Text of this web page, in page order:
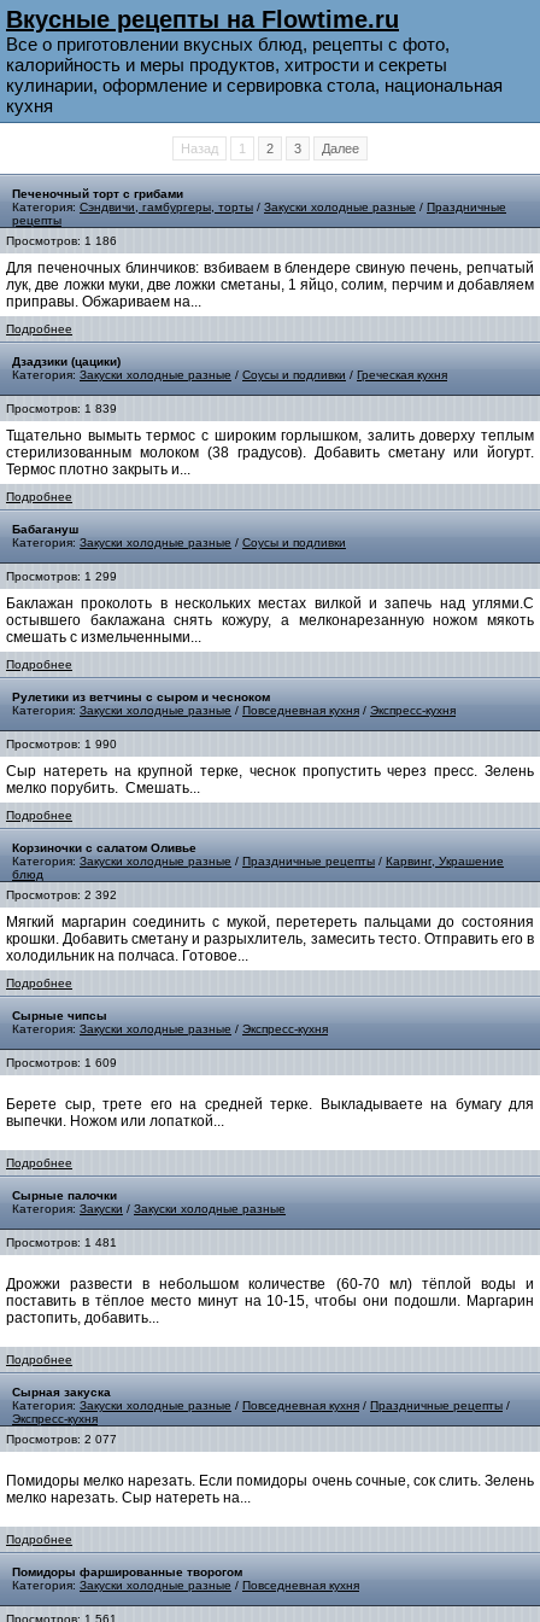
Вкусные рецепты на Flowtime.ru
Все о приготовлении вкусных блюд, рецепты с фото,
калорийность и меры продуктов, хитрости и секреты
кулинарии, оформление и сервировка стола, национальная
кухня
Назад 1 2 3 Далее
Печеночный торт с грибами
Категория: Сэндвичи, гамбургеры, торты / Закуски холодные разные / Праздничные
рецепты
Просмотров: 1 186
Для печеночных блинчиков: взбиваем в блендере свиную печень, репчатый
лук, две ложки муки, две ложки сметаны, 1 яйцо, солим, перчим и добавляем
приправы. Обжариваем на...
Подробнее
Дзадзики (цацики)
Категория: Закуски холодные разные / Соусы и подливки / Греческая кухня
Просмотров: 1 839
Тщательно вымыть термос с широким горлышком, залить доверху теплым
стерилизованным молоком (38 градусов). Добавить сметану или йогурт.
Термос плотно закрыть и...
Подробнее
Бабагануш
Категория: Закуски холодные разные / Соусы и подливки
Просмотров: 1 299
Баклажан проколоть в нескольких местах вилкой и запечь над углями.С
остывшего баклажана снять кожуру, а мелконарезанную ножом мякоть
смешать с измельченными...
Подробнее
Рулетики из ветчины с сыром и чесноком
Категория: Закуски холодные разные / Повседневная кухня / Экспресс-кухня
Просмотров: 1 990
Сыр натереть на крупной терке, чеснок пропустить через пресс. Зелень
мелко порубить. Смешать...
Подробнее
Корзиночки с салатом Оливье
Категория: Закуски холодные разные / Праздничные рецепты / Карвинг, Украшение
блюд
Просмотров: 2 392
Мягкий маргарин соединить с мукой, перетереть пальцами до состояния
крошки. Добавить сметану и разрыхлитель, замесить тесто. Отправить его в
холодильник на полчаса. Готовое...
Подробнее
Сырные чипсы
Категория: Закуски холодные разные / Экспресс-кухня
Просмотров: 1 609
Берете сыр, трете его на средней терке. Выкладываете на бумагу для
выпечки. Ножом или лопаткой...
Подробнее
Сырные палочки
Категория: Закуски / Закуски холодные разные
Просмотров: 1 481
Дрожжи развести в небольшом количестве (60-70 мл) тёплой воды и
поставить в тёплое место минут на 10-15, чтобы они подошли. Маргарин
растопить, добавить...
Подробнее
Сырная закуска
Категория: Закуски холодные разные / Повседневная кухня / Праздничные рецепты /
Экспресс-кухня
Просмотров: 2 077
Помидоры мелко нарезать. Если помидоры очень сочные, сок слить. Зелень
мелко нарезать. Сыр натереть на...
Подробнее
Помидоры фаршированные творогом
Категория: Закуски холодные разные / Повседневная кухня
Просмотров: 1 561